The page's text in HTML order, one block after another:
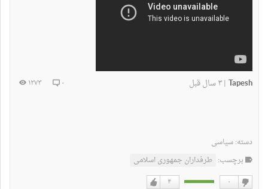
Tapesh
|۳ سال قبل ۰ ۱۲۷۳
دسته:سیاسی
برچسب: طرفداران جمهوری اسلامی
۴ ۰